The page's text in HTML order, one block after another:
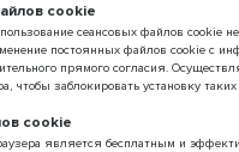
cookie
сеансовых файлов cookie
постоянных файлов cookie с
прямого согласия.
чтобы заблокировать установку
cookie
является бесплатным и